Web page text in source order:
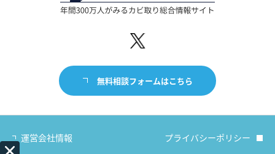
無料相談フォームはこちら
運営会社情報 プライバシーポリシー